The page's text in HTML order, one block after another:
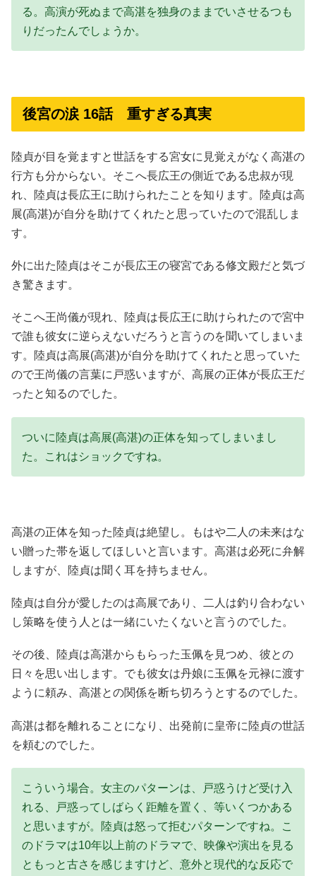
る。高演が死ぬまで高湛を独身のままでいさせるつも
りだったんでしょうか。
後宮の涙 16話 重すぎる真実
陸貞が目を覚ますと世話をする宮女に見覚えがなく高湛の
行方も分からない。そこへ長広王の側近である忠叔が現
れ、陸貞は長広王に助けられたことを知ります。陸貞は高
展(高湛)が自分を助けてくれたと思っていたので混乱しま
す。
外に出た陸貞はそこが長広王の寝宮である修文殿だと気づ
き驚きます。
そこへ王尚儀が現れ、陸貞は長広王に助けられたので宮中
で誰も彼女に逆らえないだろうと言うのを聞いてしまいま
す。陸貞は高展(高湛)が自分を助けてくれたと思っていた
ので王尚儀の言葉に戸惑いますが、高展の正体が長広王だ
ったと知るのでした。
ついに陸貞は高展(高湛)の正体を知ってしまいまし
た。これはショックですね。
高湛の正体を知った陸貞は絶望し。もはや二人の未来はな
い贈った帯を返してほしいと言います。高湛は必死に弁解
しますが、陸貞は聞く耳を持ちません。
陸貞は自分が愛したのは高展であり、二人は釣り合わない
し策略を使う人とは一緒にいたくないと言うのでした。
その後、陸貞は高湛からもらった玉佩を見つめ、彼との
日々を思い出します。でも彼女は丹娘に玉佩を元禄に渡す
ように頼み、高湛との関係を断ち切ろうとするのでした。
高湛は都を離れることになり、出発前に皇帝に陸貞の世話
を頼むのでした。
こういう場合。女主のパターンは、戸惑うけど受け入
れる、戸惑ってしばらく距離を置く、等いくつかある
と思いますが。陸貞は怒って拒むパターンですね。こ
のドラマは10年以上前のドラマで、映像や演出を見る
ともっと古さを感じますけど、意外と現代的な反応で